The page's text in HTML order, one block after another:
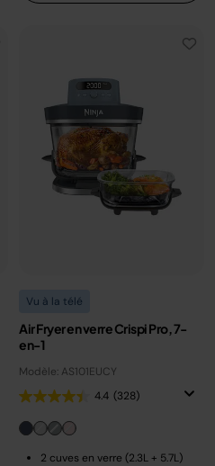
Vu à la télé
Air Fryer en verre Crispi Pro, 7-
en-1
Modèle: AS101EUCY
4.4 (328)
2 cuves en verre (2.3L + 5.7L)